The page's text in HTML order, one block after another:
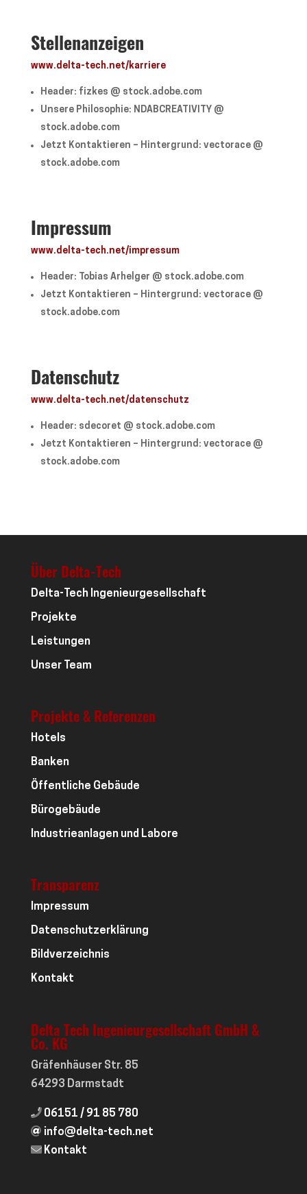
Stellenanzeigen
www.delta-tech.net/karriere
Header: fizkes @ stock.adobe.com
Unsere Philosophie: NDABCREATIVITY @
stock.adobe.com
Jetzt Kontaktieren – Hintergrund: vectorace @
stock.adobe.com
Impressum
www.delta-tech.net/impressum
Header: Tobias Arhelger @ stock.adobe.com
Jetzt Kontaktieren – Hintergrund: vectorace @
stock.adobe.com
Datenschutz
www.delta-tech.net/datenschutz
Header: sdecoret @ stock.adobe.com
Jetzt Kontaktieren – Hintergrund: vectorace @
stock.adobe.com
Über Delta-Tech
Delta-Tech Ingenieurgesellschaft
Projekte
Leistungen
Unser Team
Projekte & Referenzen
Hotels
Banken
Öffentliche Gebäude
Bürogebäude
Industrieanlagen und Labore
Transparenz
Impressum
Datenschutzerklärung
Bildverzeichnis
Kontakt
Delta Tech Ingenieurgesellschaft GmbH &
Co. KG
Gräfenhäuser Str. 85
64293 Darmstadt
06151 / 91 85 780
info@delta-tech.net
Kontakt